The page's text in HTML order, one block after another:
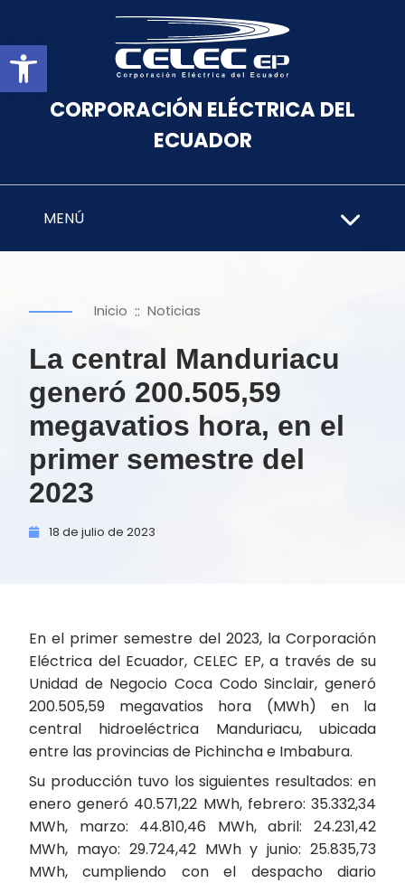
Abrir barra de herramientas
CORPORACIÓN ELÉCTRICA DEL
ECUADOR
MENÚ
Inicio :: Noticias
La central Manduriacu
generó 200.505,59
megavatios hora, en el
primer semestre del
2023
18 de julio de 2023
En el primer semestre del 2023, la Corporación
Eléctrica del Ecuador, CELEC EP, a través de su
Unidad de Negocio Coca Codo Sinclair, generó
200.505,59 megavatios hora (MWh) en la
central hidroeléctrica Manduriacu, ubicada
entre las provincias de Pichincha e Imbabura.
Su producción tuvo los siguientes resultados: en
enero generó 40.571,22 MWh, febrero: 35.332,34
MWh, marzo: 44.810,46 MWh, abril: 24.231,42
MWh, mayo: 29.724,42 MWh y junio: 25.835,73
MWh, cumpliendo con el despacho diario